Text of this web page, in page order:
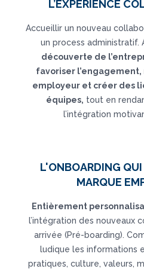
L’EXPÉRIENCE
Accueillir un nouveau
un process administratif.
découverte de
favoriser
employeur et créer des
équipes, tout en
l’intégration
L'ONBOARDING
MARQUE
Entièrement
l’intégration des nouveaux
arrivée (Pré-boarding).
ludique les informations
pratiques, culture, valeurs,